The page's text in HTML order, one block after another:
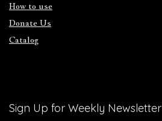
How to use
Donate Us
Catalog
Sign Up for Weekly Newsletter